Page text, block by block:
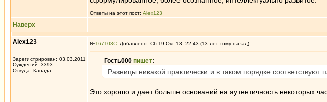
Ответы на этот пост: Alex123
Наверх
Alex123
Зарегистрирован: 03.03.2011
Суждений: 3393
Откуда: Канада
№167103 Добавлено: Сб 19 Окт 13, 22:43 (13 лет тому назад)
Гость000 пишет:
. Разницы никакой практически и в таком порядке
Это хорошо и дает больше оснований на аутентичность некоторых